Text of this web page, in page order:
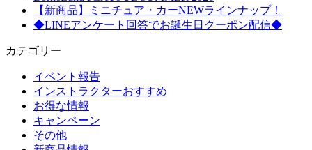
【新商品】ミニチュア・カーNEWラインナップ！
◆LINEアンケート回答でお誕生日クーポン配信◆
カテゴリー
イベント報告
インストラクターおすすめ
お得な情報
キャンペーン
その他